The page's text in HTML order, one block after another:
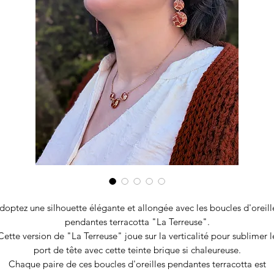
une silhouette élégante et allongée avec les boucles
pendantes terracotta "La Terreuse".
version de "La Terreuse" joue sur la verticalité pour sublimer
port de tête avec cette teinte brique si chaleureuse.
Chaque paire de ces boucles d'oreilles pendantes terracotta est